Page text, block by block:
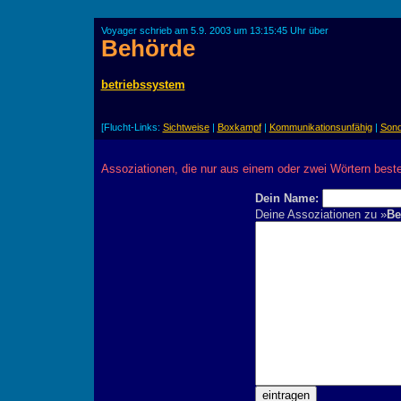
Voyager schrieb am 5.9. 2003 um 13:15:45 Uhr über
Behörde
betriebssystem
[Flucht-Links: Sichtweise| Boxkampf| Kommunikationsunfähig|
Assoziationen, die nur aus einem oder zwei Wörtern
Dein Name:
Deine Assoziationen zu »